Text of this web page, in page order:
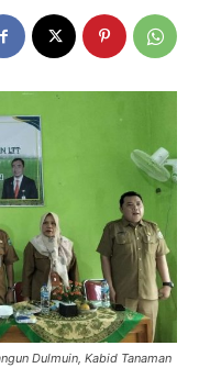
Dulmuin, Kabid Tanaman